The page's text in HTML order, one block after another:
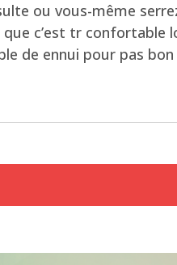
ou vous-même
c’est tr confortable
de ennui pour pas bon